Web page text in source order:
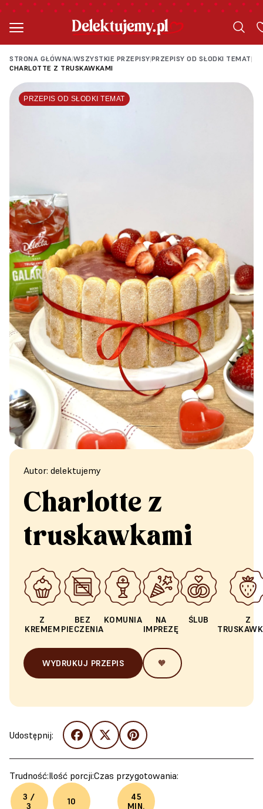
STRONA GŁÓWNA|WSZYSTKIE PRZEPISY|PRZEPISY OD SŁODKI TEMAT|
CHARLOTTE Z TRUSKAWKAMI
PRZEPIS OD SŁODKI TEMAT
Autor: delektujemy
Charlotte z
truskawkami
Z
KREMEM
BEZ
PIECZENIA
KOMUNIA
NA
IMPREZĘ
ŚLUB
Z
WYDRUKUJ PRZEPIS 🧡
Udostępnij:
Trudność:
3 /
3
Ilość porcji:
10
Czas przygotowania:
45
MIN.